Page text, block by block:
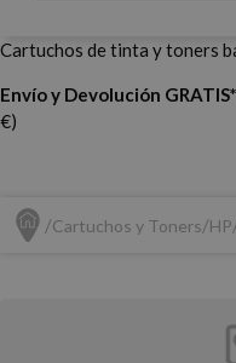
Cartuchos de tinta y toners
Envío y Devolución GRATIS*
€)
Cartuchos y Toners HP